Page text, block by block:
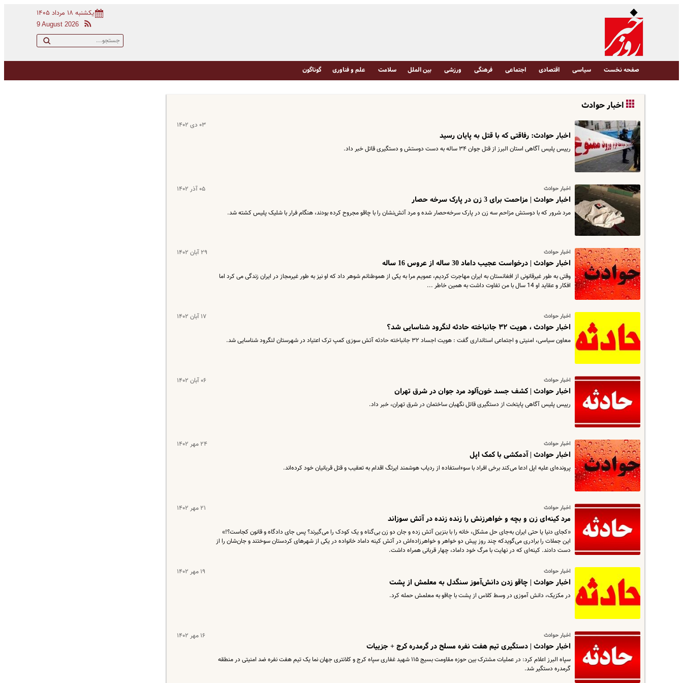
یکشنبه ۱۸ مرداد ۱۴۰۵
9 August 2026
صفحه نخست سیاسی اقتصادی اجتماعی فرهنگی ورزشی بین الملل سلامت علم و فناوری گوناگون
اخبار حوادث
۰۳ دی ۱۴۰۲
اخبار حوادث: رفاقتی که با قتل به پایان رسید
رییس پلیس آگاهی استان البرز از قتل جوان ۳۴ ساله به دست دوستش و دستگیری قاتل خبر داد.
اخبار حوادث ۰۵ آذر ۱۴۰۲
اخبار حوادث | مزاحمت برای 3 زن در پارک سرخه حصار
مرد شرور که با دوستش مزاحم سه زن در پارک سرخه‌حصار شده و مرد آتش‌نشان را با چاقو مجروح کرده بودند، هنگام فرار با شلیک پلیس کشته شد.
اخبار حوادث ۲۹ آبان ۱۴۰۲
اخبار حوادث | درخواست عجیب داماد 30 ساله از عروس 16 ساله
وقتی به طور غیرقانونی از افغانستان به ایران مهاجرت کردیم، عمویم مرا به یکی از هموطنانم شوهر داد که او نیز به طور غیرمجاز در ایران زندگی می کرد اما
افکار و عقاید او 14 سال با من تفاوت داشت به همین خاطر ...
اخبار حوادث ۱۷ آبان ۱۴۰۲
اخبار حوادث ، هویت ۳۲ جانباخته حادثه لنگرود شناسایی شد؟
معاون سیاسی، امنیتی و اجتماعی استانداری گفت : هویت اجساد ۳۲ جانباخته حادثه آتش سوزی کمپ ترک اعتیاد در شهرستان لنگرود شناسایی شد.
اخبار حوادث ۰۶ آبان ۱۴۰۲
اخبار حوادث | کشف جسد خون‌آلود مرد جوان در شرق تهران
رییس پلیس آگاهی پایتخت از دستگیری قاتل نگهبان ساختمان در شرق تهران، خبر داد.
اخبار حوادث ۲۴ مهر ۱۴۰۲
اخبار حوادث | آدمکشی با کمک اپل
پرونده‌ای علیه اپل ادعا می‌کند برخی افراد با سوءاستفاده از ردیاب هوشمند ایرتگ اقدام به تعقیب و قتل قربانیان خود کرده‌اند.
اخبار حوادث ۲۱ مهر ۱۴۰۲
مرد کینه‌ای زن و بچه و خواهرزنش را زنده زنده در آتش سوزاند
«کجای دنیا یا حتی ایران به‌جای حل مشکل، خانه را با بنزین‌ آتش زده و جان دو زن بی‌گناه و یک کودک را می‌گیرند؟ پس جای دادگاه و قانون ‌کجاست؟!»
این جملات را برادری می‌گویدکه چند روز پیش دو خواهر و خواهرزاده‌اش در آتش کینه داماد خانواده در یکی از شهرهای کردستان سوختند و جان‌شان را از
دست دادند. کینه‌ای که در نهایت با مرگ خود داماد، چهار قربانی همراه داشت.
اخبار حوادث ۱۹ مهر ۱۴۰۲
اخبار حوادث | چاقو زدن دانش‌آموز سنگدل به معلمش از پشت
در مکزیک، دانش آموزی در وسط کلاس از پشت با چاقو به معلمش حمله کرد.
اخبار حوادث ۱۶ مهر ۱۴۰۲
اخبار حوادث | دستگیری تیم هفت نفره مسلح در گرمدره کرج + جزییات
سپاه البرز اعلام کرد: در عملیات مشترک بین حوزه مقاومت بسیج ۱۱۵ شهید غفاری سپاه کرج و کلانتری جهان نما یک تیم هفت نفره ضد امنیتی در منطقه
گرمدره دستگیر شد.